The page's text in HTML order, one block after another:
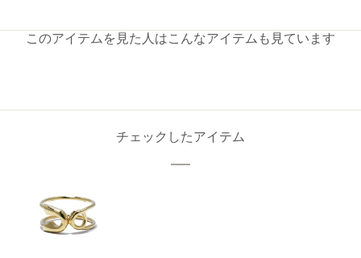
このアイテムを見た人はこんなアイテムも見ています
チェックしたアイテム